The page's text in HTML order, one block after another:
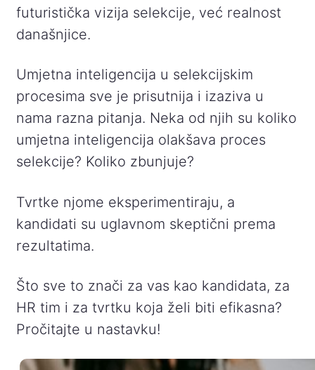
futuristička vizija selekcije, već realnost
današnjice.
Umjetna inteligencija u selekcijskim
procesima sve je prisutnija i izaziva u
nama razna pitanja. Neka od njih su koliko
umjetna inteligencija olakšava proces
selekcije? Koliko zbunjuje?
Tvrtke njome eksperimentiraju, a
kandidati su uglavnom skeptični prema
rezultatima.
Što sve to znači za vas kao kandidata, za
HR tim i za tvrtku koja želi biti efikasna?
Pročitajte u nastavku!